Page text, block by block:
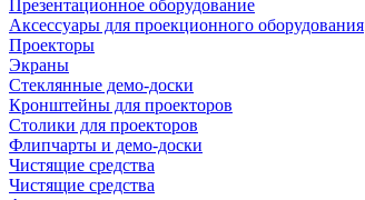
Презентационное оборудование
Аксессуары для проекционного оборудования
Проекторы
Экраны
Стеклянные демо-доски
Кронштейны для проекторов
Столики для проекторов
Флипчарты и демо-доски
Чистящие средства
Чистящие средства